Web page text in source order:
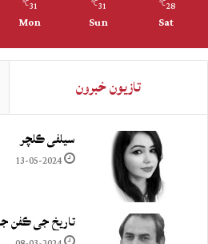
28
℃
Sat
31
℃
Sun
31
℃
Mon
تازيون خبرون
سيلفي ڪلچر
13-05-2024
تاريخ جي ڪفن